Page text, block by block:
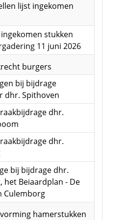
lijst ingekomen
stukken
11 juni 2026
burgers
bij bijdrage
dhr. Spithoven
dhr.
dhr.
bij bijdrage dhr.
het Beiaardplan - De
Culemborg
hamerstukken